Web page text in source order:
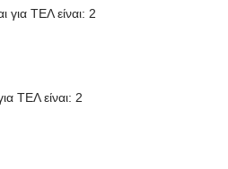
για ΤΕΛ είναι: 2
ΤΕΛ είναι: 2